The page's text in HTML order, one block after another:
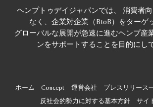
ヘンプトゥデイジャパンでは、 消費者
なく、企業対企業（BtoB）をターゲ
グローバルな展開が急速に進むヘンプ産
ンをサポートすることを目的にし
ホーム Concept 運営会社 プレスリリース
反社会的勢力に対する基本方針
サイ